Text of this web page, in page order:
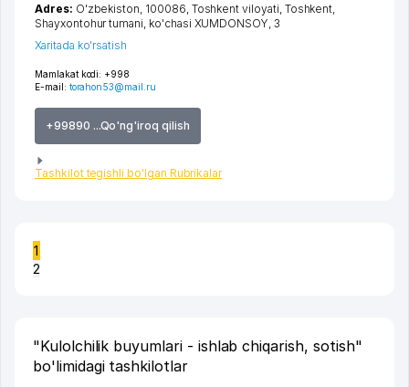
Mamlakat kodi: +998
E-mail: torahon53@mail.ru
+99890 ...Qo'ng'iroq qilish
Tashkilot tegishli bo'lgan Rubrikalar
Adres: O'zbekiston, 100086, Toshkent viloyati, Toshkent,
Shayxontohur tumani, ko'chasi XUMDONSOY, 3
Xaritada ko'rsatish
1
2
"Kulolchilik buyumlari - ishlab chiqarish, sotish"
bo'limidagi tashkilotlar